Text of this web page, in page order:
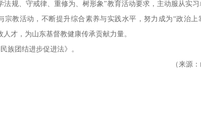
规、守戒律、重修为、树形象”教育活动要求，主动服从实习
宗教活动，不断提升综合素养与实践水平，努力成为“政治上
才，为山东基督教健康传承贡献力量。
族团结进步促进法》。
（来源